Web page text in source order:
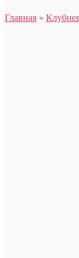
Главная »